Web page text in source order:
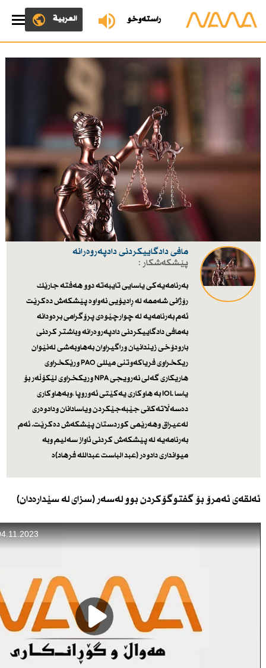
ڕاستەوخۆ العربية
مافی دادگاییكردنی دادپەروەرانە
پێشکەشکار :
بەرنامەیەكی یاسایی تایبەتە دوو هەفتە جارێك
رۆژانی شەممە لە ڕادیۆیی نەواوە پێشكەش دەكرێت
ئەم بەرنامەیە لە چوارچێوەی پرۆگرامی برەودانە
بەمافی دادگاییكردنی دادپەروەرانە وباشتر كردنی
بارودۆخی زیندانیان وراگیراوان بەهاوبەشی لەنێوان
ریكخراوی فریاكەوتنی میللی PAO ورێكخراوی
هاریكاری گەلی نەرویجی NPA وریكخراوی لێكۆڵەر بۆ
یاسا IOL بە هاوكاری یەكێتی ئەوروپا ،وبەهاوكاری
دەسەڵاتەكانی جێبەجێكردن ویاسادانان ودادوەری
لەعیراق وهەرێمی كوردستان پێشكەش دەكرێت. ئەم
بەرنامەیە لە پێشكەش كردنی ئاواز سەلیم وبە
میوانداری دادوەر (عبد الباست عبدالله فرهاد)ە
ئەلقەی ئەمرۆ بۆ گفتوگۆكردن بوو لەسەر (سزای لە سێدارەدان)